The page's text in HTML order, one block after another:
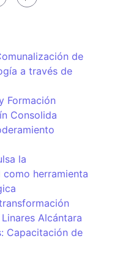
de
a través de
Formación
Consolida
la
herramienta
Alcántara
Capacitación de